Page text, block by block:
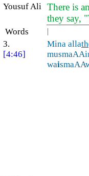
Yousuf Ali There is
they say,
Words |
3.
[4:46]
Mina allath
wai